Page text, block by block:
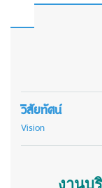
วิสัยทัศน์
Vision
งานบ